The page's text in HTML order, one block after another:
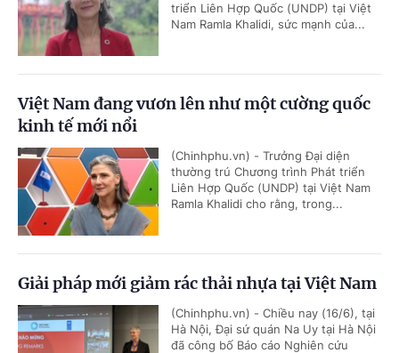
triển Liên Hợp Quốc (UNDP) tại Việt
Nam Ramla Khalidi, sức mạnh của...
Việt Nam đang vươn lên như một cường quốc
kinh tế mới nổi
(Chinhphu.vn) - Trưởng Đại diện
thường trú Chương trình Phát triển
Liên Hợp Quốc (UNDP) tại Việt Nam
Ramla Khalidi cho rằng, trong...
Giải pháp mới giảm rác thải nhựa tại Việt Nam
(Chinhphu.vn) - Chiều nay (16/6), tại
Hà Nội, Đại sứ quán Na Uy tại Hà Nội
đã công bố Báo cáo Nghiên cứu